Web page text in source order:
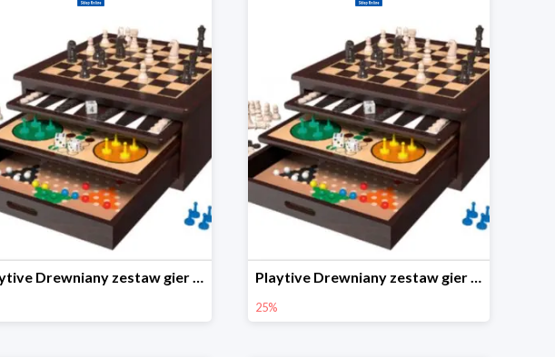
Playtive Drewniany zestaw gier 10 w 1 Playtive Drewniany zestaw gier 10 w 1
25%